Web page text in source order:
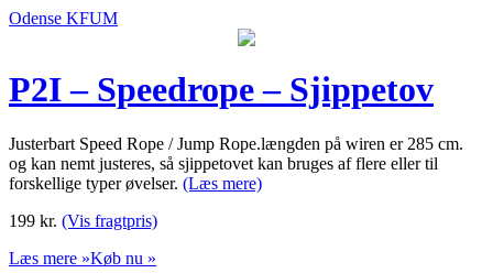
Odense KFUM
P2I – Speedrope – Sjippetov
Justerbart Speed Rope / Jump Rope.længden på wiren er 285 cm.
og kan nemt justeres, så sjippetovet kan bruges af flere eller til
forskellige typer øvelser. (Læs mere)
199 kr. (Vis fragtpris)
Læs mere »Køb nu »